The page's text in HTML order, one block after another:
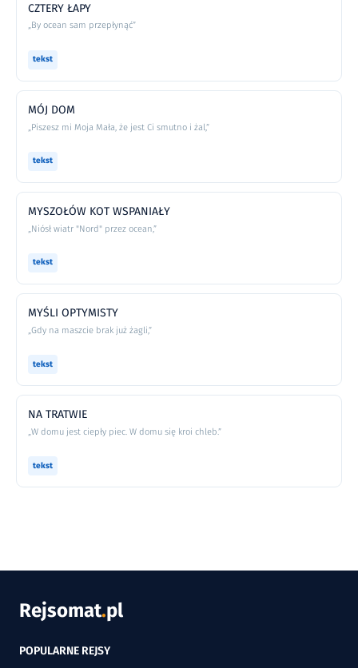
CZTERY ŁAPY
„By ocean sam przepłynąć”
tekst
MÓJ DOM
„Piszesz mi Moja Mała, że jest Ci smutno i żal,”
tekst
MYSZOŁÓW KOT WSPANIAŁY
„Niósł wiatr "Nord" przez ocean,”
tekst
MYŚLI OPTYMISTY
„Gdy na maszcie brak już żagli,”
tekst
NA TRATWIE
„W domu jest ciepły piec. W domu się kroi chleb.”
tekst
Rejsomat.pl
POPULARNE REJSY